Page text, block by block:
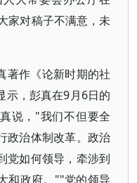
家对稿子不满意，未
著作《论新时期的社
示，彭真在9月6日的
说，"我们不但要全
政治体制改革。政治
党如何领导，牵涉到
和政府。""党的领导